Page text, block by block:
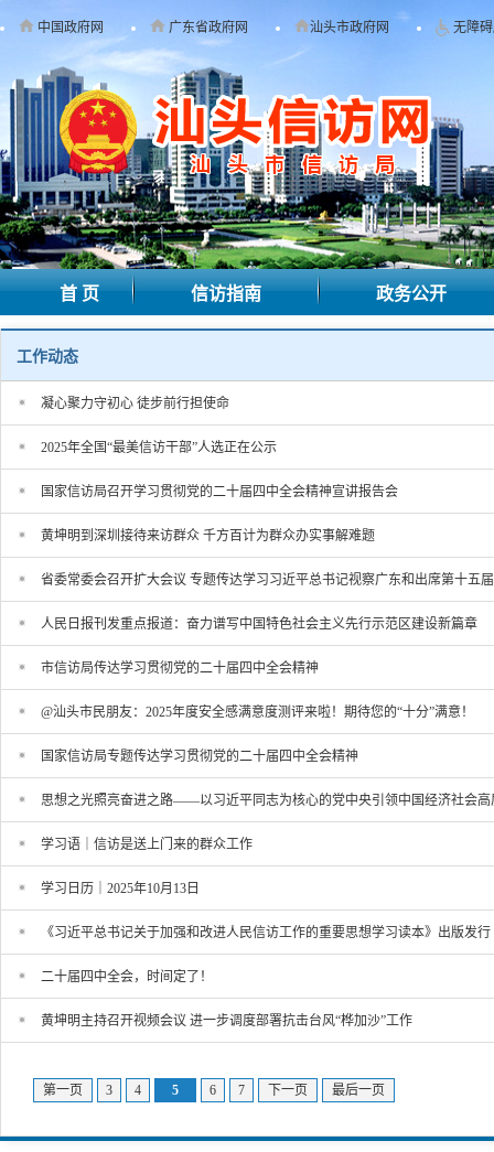
中国政府网 广东省政府网 汕头市政府网 无障
首 页 信访指南 政务公开
工作动态
凝心聚力守初心 徒步前行担使命
2025年全国“最美信访干部”人选正在公示
国家信访局召开学习贯彻党的二十届四中全会精神宣讲报告会
黄坤明到深圳接待来访群众 千方百计为群众办实事解难题
省委常委会召开扩大会议 专题传达学习习近平总书记视察广东和出席第十五
人民日报刊发重点报道：奋力谱写中国特色社会主义先行示范区建设新篇章
市信访局传达学习贯彻党的二十届四中全会精神
@汕头市民朋友：2025年度安全感满意度测评来啦！期待您的“十分”满意！
国家信访局专题传达学习贯彻党的二十届四中全会精神
思想之光照亮奋进之路——以习近平同志为核心的党中央引领中国经济社会高
学习语｜信访是送上门来的群众工作
学习日历｜2025年10月13日
《习近平总书记关于加强和改进人民信访工作的重要思想学习读本》出版发行
二十届四中全会，时间定了！
黄坤明主持召开视频会议 进一步调度部署抗击台风“桦加沙”工作
第一页 3 4 5 6 7 下一页 最后一页